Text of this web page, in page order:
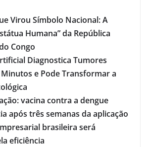
Virou Símbolo Nacional: A
Humana” da República
Congo
Diagnostica Tumores
e Pode Transformar a
vacina contra a dengue
após três semanas da aplicação
brasileira será
eficiência